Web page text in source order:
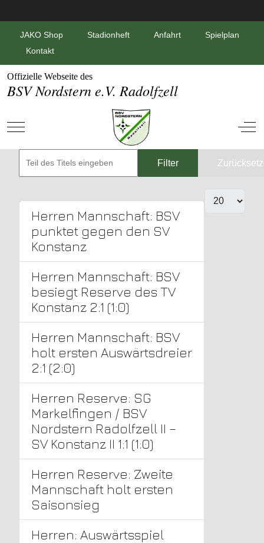
JAKO Shop Stadionheft Anfahrt
Spielplan
Kontakt
Offizielle Webseite des
BSV Nordstern e.V. Radolfzell
Mobile Menu Toggle Off-
Filter
Herren Mannschaft: BSV
punktet gegen den SV
Konstanz
Herren Mannschaft: BSV
besiegt Reserve des TV
Konstanz 2:1 (1:0)
Herren Mannschaft: BSV
holt ersten Auswärtsdreier
2:1 (2:0)
Herren Reserve: SG
Markelfingen / BSV
Nordstern Radolfzell II –
SV Konstanz II 1:1 (1:0)
Herren Reserve: Zweite
Mannschaft holt ersten
Saisonsieg
Herren: Auswärtsspiel